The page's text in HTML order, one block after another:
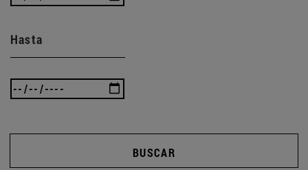
Hasta
BUSCAR